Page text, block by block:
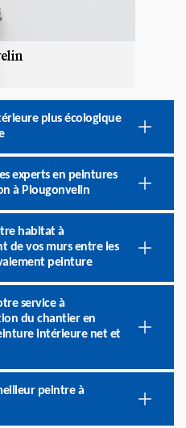
plus écologique
experts en peintures
à Plougonvelin
habitat à
de vos murs entre les
peinture
service à
du chantier en
intérieure net et
peintre à